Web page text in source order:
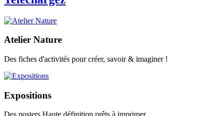
Atelier Nature
Des fiches d'activités pour créer, savoir & imaginer !
Expositions